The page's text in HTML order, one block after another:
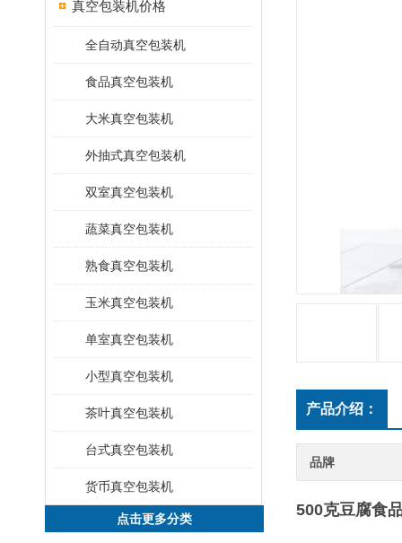
真空包装机价格
全自动真空包装机
食品真空包装机
大米真空包装机
外抽式真空包装机
双室真空包装机
蔬菜真空包装机
熟食真空包装机
玉米真空包装机
单室真空包装机
小型真空包装机
茶叶真空包装机
台式真空包装机
货币真空包装机
点击更多分类
产品介绍：
品牌
500克豆腐食